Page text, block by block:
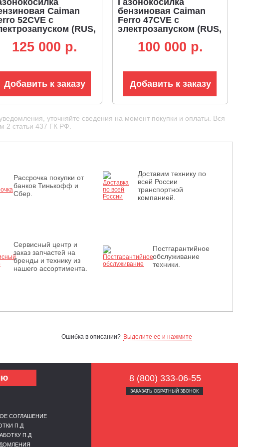
Caiman
52CVE с
(RUS,
166 см3, сталь,
125 000 p.
Добавить к заказу
Газонокосилка
бензиновая Caiman
Ferro 47CVE с
электрозапуском (RUS,
Engine, 166 см3, сталь,
4 в 1, 50 л, 40.5 кг)
100 000 p.
Добавить к заказу
уточняйте сведения на момент покупки и оплаты. Вся
2 статьи 437 ГК РФ.
Рассрочка покупки от
банков Тинькофф и
Сбер.
Доставим технику по
всей России
транспортной
компанией.
Сервисный центр и
заказ запчастей на
бренды и технику из
нашего ассортимента.
Постгарантийное
обслуживание
техники.
Ошибка в описании? Выделите ее и нажмите
СОГЛАШЕНИЕ
П.Д
П.Д
8 (800) 333-06-55
ЗАКАЗАТЬ ОБРАТНЫЙ ЗВОНОК